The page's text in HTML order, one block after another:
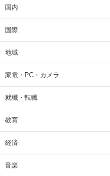
国内
国際
地域
家電・PC・カメラ
就職・転職
教育
経済
音楽